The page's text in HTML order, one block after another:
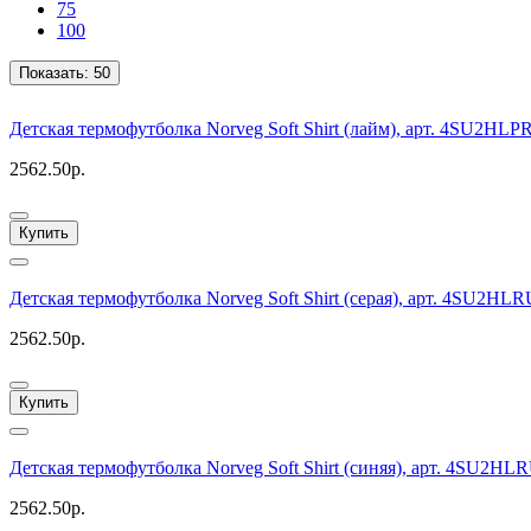
75
100
Показать: 50
Детская термофутболка Norveg Soft Shirt (лайм), арт.
2562.50р.
Купить
Детская термофутболка Norveg Soft Shirt (серая), арт.
2562.50р.
Купить
Детская термофутболка Norveg Soft Shirt (синяя), арт.
2562.50р.